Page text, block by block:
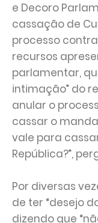
e Decoro
cassação de
processo
recursos
parlamentar,
intimação” do
anular o
cassar o
vale para
República?”,
Por diversas
de ter “desejo
dizendo que